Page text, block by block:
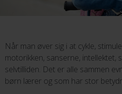
Når man øver sig i at cykle,
motorikken, sanserne, intellektet,
selvtilliden. Det er alle sammen
børn lærer og som har stor